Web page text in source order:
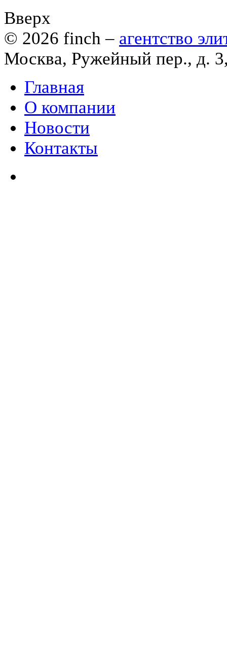
Вверх
© 2026 finch – агентство
Москва, Ружейный пер., д.
Главная
О компании
Новости
Контакты